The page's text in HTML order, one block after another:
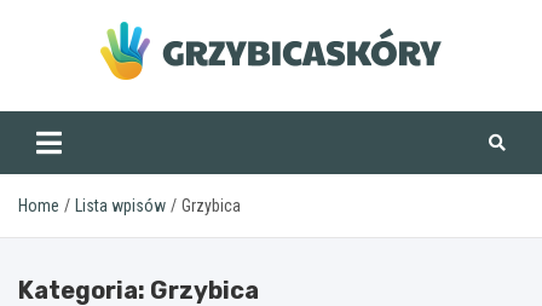
grzybicaskory.pl
Home Lista wpisów Grzybica
Kategoria: Grzybica